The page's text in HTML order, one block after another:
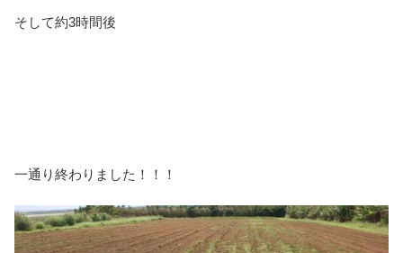
そして約3時間後
一通り終わりました！！！